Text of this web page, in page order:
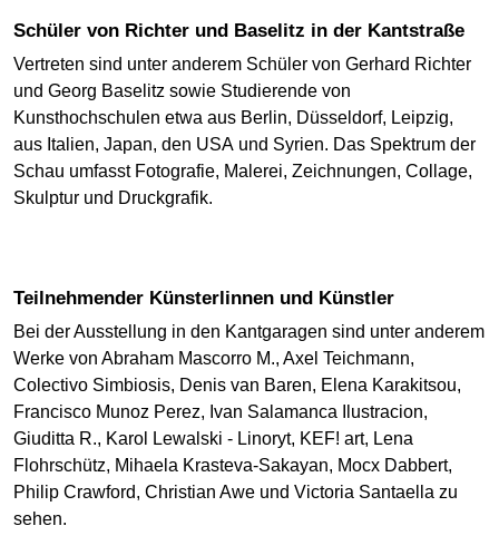
Schüler von Richter und Baselitz in der Kantstraße
Vertreten sind unter anderem Schüler von Gerhard Richter
und Georg Baselitz sowie Studierende von
Kunsthochschulen etwa aus Berlin, Düsseldorf, Leipzig,
aus Italien, Japan, den USA und Syrien. Das Spektrum der
Schau umfasst Fotografie, Malerei, Zeichnungen, Collage,
Skulptur und Druckgrafik.
Teilnehmender Künsterlinnen und Künstler
Bei der Ausstellung in den Kantgaragen sind unter anderem
Werke von Abraham Mascorro M., Axel Teichmann,
Colectivo Simbiosis, Denis van Baren, Elena Karakitsou,
Francisco Munoz Perez, Ivan Salamanca Ilustracion,
Giuditta R., Karol Lewalski - Linoryt, KEF! art, Lena
Flohrschütz, Mihaela Krasteva-Sakayan, Mocx Dabbert,
Philip Crawford, Christian Awe und Victoria Santaella zu
sehen.